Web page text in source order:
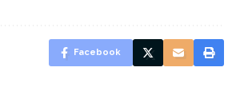
Facebook